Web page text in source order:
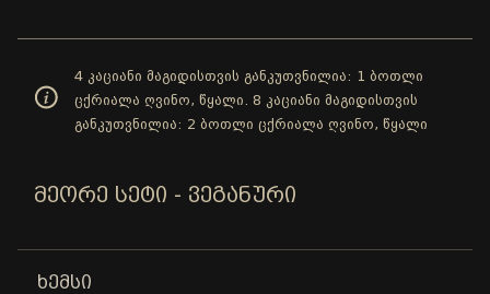
4 კაციანი მაგიდისთვის განკუთვნილია: 1 ბოთლი
ცქრიალა ღვინო, წყალი. 8 კაციანი მაგიდისთვის
განკუთვნილია: 2 ბოთლი ცქრიალა ღვინო, წყალი
ᲛᲔᲝᲠᲔ ᲡᲔᲢᲘ - ᲕᲔᲒᲐᲜᲣᲠᲘ
ᲮᲔᲛᲡᲘ